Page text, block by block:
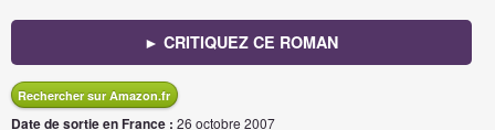
► CRITIQUEZ CE ROMAN
Rechercher sur Amazon.fr
Date de sortie en France : 26 octobre 2007